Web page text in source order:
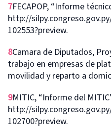
7FECAPOP, “Informe
http://
102553?preview.
8Camara de Diputados,
trabajo en empresas de
movilidad y reparto a
9MITIC, “Informe del
http://
102700?preview.